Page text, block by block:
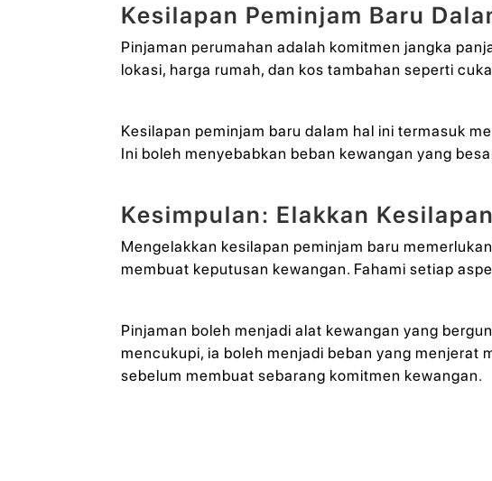
Kesilapan Peminjam Baru
Pinjaman perumahan adalah komitmen jangka
lokasi, harga rumah, dan kos tambahan seperti
Kesilapan peminjam baru dalam hal ini termasuk
Ini boleh menyebabkan beban kewangan yang
Kesimpulan: Elakkan
Mengelakkan kesilapan peminjam baru
membuat keputusan kewangan. Fahami setiap
Pinjaman boleh menjadi alat kewangan yang
mencukupi, ia boleh menjadi beban yang menjerat
sebelum membuat sebarang komitmen kewangan.